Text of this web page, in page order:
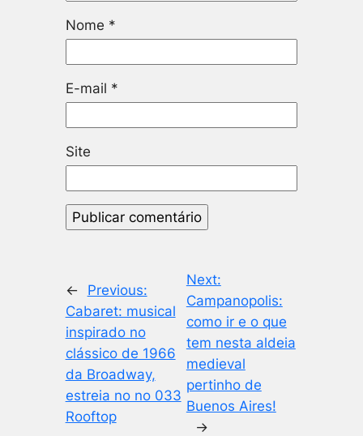
Nome *
E-mail *
Site
←
Previous:
Cabaret: musical
inspirado no
clássico de 1966
da Broadway,
estreia no no 033
Rooftop
Next:
Campanopolis:
como ir e o que
tem nesta aldeia
medieval
pertinho de
Buenos Aires!
→